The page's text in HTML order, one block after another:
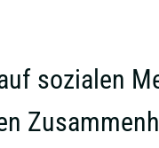
sozialen